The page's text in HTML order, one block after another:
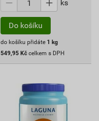
ks
Do košíku
do košíku přidáte 1 kg
549,95 Kč celkem s DPH